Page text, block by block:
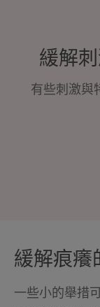
緩解
有些刺激與
緩解痕癢
一些小的舉措